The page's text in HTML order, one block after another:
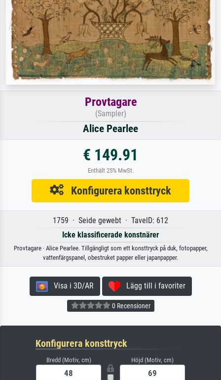
Provtagare
(Sampler)
Alice Pearlee
€ 149.91
Enthält 25% MwSt.
Konfigurera konsttryck
1759 · Seide gewebt · TavelD: 612
Icke klassificerade konstnärer
Provtagare · Alice Pearlee. Tillgängligt som ett konsttryck på duk, fotopapper,
vattenfärgspanel, obestruket papper eller japanpapper.
Visa i 3D/AR Lägg till i favoriter
0 Recensioner
Konfigurera konsttryck
Bredd (Motiv, cm) Höjd (Motiv, cm)